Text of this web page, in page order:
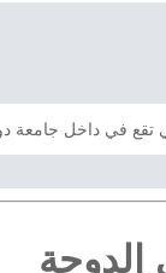
تقع في داخل جامعة